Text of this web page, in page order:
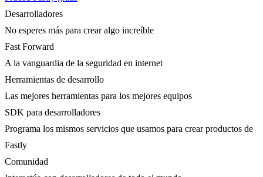
Desarrolladores
No esperes más para crear algo increíble
Fast Forward
A la vanguardia de la seguridad en internet
Herramientas de desarrollo
Las mejores herramientas para los mejores equipos
SDK para desarrolladores
Programa los mismos servicios que usamos para crear productos de
Fastly
Comunidad